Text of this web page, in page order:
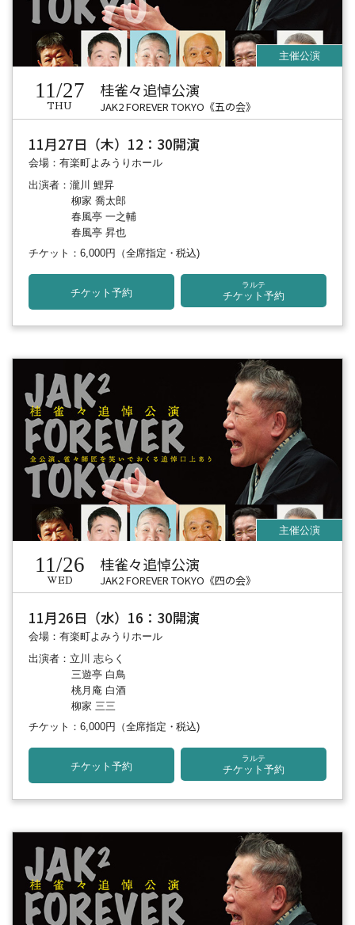
11/27
THU
桂雀々追悼公演
JAK2 FOREVER TOKYO《五の会》
11月27日（木）12：30開演
会場：有楽町よみうりホール
出演者：瀧川 鯉昇
柳家 喬太郎
春風亭 一之輔
春風亭 昇也
チケット：6,000円 （全席指定・税込)
チケット予約
ラルテ
チケット予約
11/26
WED
桂雀々追悼公演
JAK2 FOREVER TOKYO《四の会》
11月26日（水）16：30開演
会場：有楽町よみうりホール
出演者：立川 志らく
三遊亭 白鳥
桃月庵 白酒
柳家 三三
チケット：6,000円
（全席指定・税込)
チケット予約
ラルテ
チケット予約